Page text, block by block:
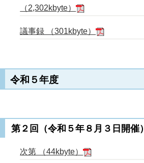
（2,302kbyte）
議事録 （301kbyte）
令和５年度
第２回（令和５年８月３日開催）
次第 （44kbyte）